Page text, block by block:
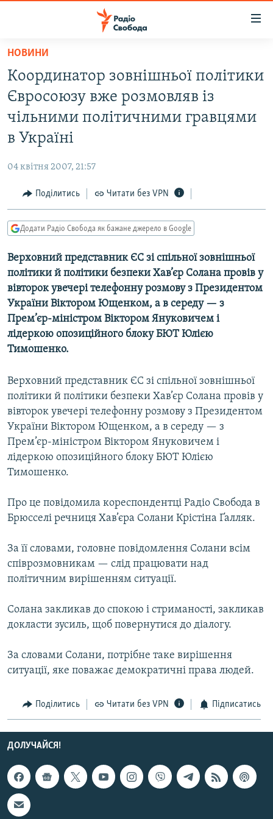
Перейти
основного
матеріалу
Перейти
основної
Перейти
пошуку
ВСЕ ЗА ДОБУ
СТАТТІ
ПОЛІТИКА
КУЛЬТУРА
СПОРТ
СВІТ
ВІЙНА
ДОНБАС.РЕАЛІЇ
КРИМ.РЕАЛІЇ
ТИ ЯК?
КИТАЙ.ВИКЛИКИ
МУЛЬТИМЕДІА
ФОТО
СПЕЦПРОЄКТИ
ПОДКАСТИ
КРИМ РЕАЛІЇ
РУС
УКР
КТАТ
ДОЛУЧАЙСЯ!
НОВИНИ
Координатор зовнішньої політики
Євросоюзу вже розмовляв із
чільними політичними гравцями
в Україні
04 квітня 2007, 21:57
Поділитись Читати без VPN
Додати Радіо Свобода як бажане джерело в Google
Верховний представник ЄС зі спільної зовнішньої
політики й політики безпеки Хав’єр Солана провів у
вівторок увечері телефонну розмову з Президентом
України Віктором Ющенком, а в середу — з
Прем’єр-міністром Віктором Януковичем і
лідеркою опозиційного блоку БЮТ Юлією
Тимошенко.
Верховний представник ЄС зі спільної зовнішньої
політики й політики безпеки Хав’єр Солана провів у
вівторок увечері телефонну розмову з Президентом
України Віктором Ющенком, а в середу — з
Прем’єр-міністром Віктором Януковичем і
лідеркою опозиційного блоку БЮТ Юлією
Тимошенко.
Про це повідомила кореспондентці Радіо Свобода в
Брюсселі речниця Хав’єра Солани Крістіна Ґалляк.
За її словами, головне повідомлення Солани всім
співрозмовникам — слід працювати над
політичним вирішенням ситуації.
Солана закликав до спокою і стриманості, закликав
докласти зусиль, щоб повернутися до діалогу.
За словами Солани, потрібне таке вирішення
ситуації, яке поважає демократичні права людей.
Поділитись Читати без VPN Підписатись
ДОЛУЧАЙСЯ!